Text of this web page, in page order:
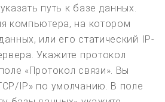
путь к базе данных.
компьютера, на котором
или его статический IP-
Укажите протокол
«Протокол связи». Вы
IP» по умолчанию. В поле